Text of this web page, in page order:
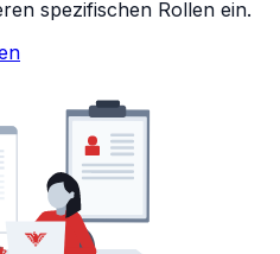
spezifischen Rollen ein.